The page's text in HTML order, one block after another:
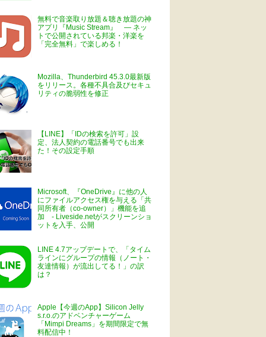
無料で音楽取り放題＆聴き放題の神
アプリ『Music Stream』 ― ネッ
トで公開されている邦楽・洋楽を
「完全無料」で楽しめる！
Mozilla、Thunderbird 45.3.0最新版
をリリース。各種不具合及びセキュ
リティの脆弱性を修正
【LINE】「IDの検索を許可」設
定、法人契約の電話番号でも出来
た！その設定手順
Microsoft、『OneDrive』に他の人
にファイルアクセス権を与える「共
同所有者（co-owner）」機能を追
加 - Liveside.netがスクリーンショ
ットを入手、公開
LINE 4.7アップデートで、「タイム
ラインにグループの情報（ノート・
友達情報）が流出してる！」の訳
は？
Apple【今週のApp】Silicon Jelly
s.r.o.のアドベンチャーゲーム
「Mimpi Dreams」を期間限定で無
料配信中！